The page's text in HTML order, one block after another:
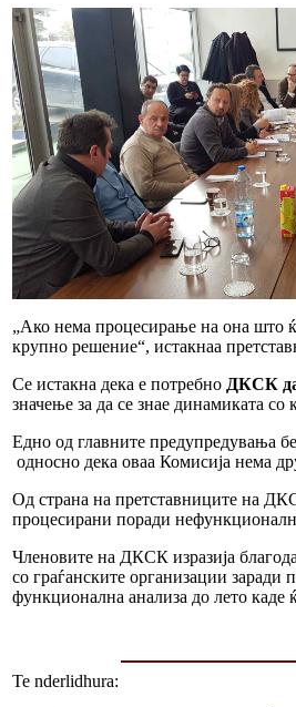
„Ако нема процесирање на она што
крупно решение“, истакнаа
Се истакна дека е потребно ДКСК да
значење за да се знае динамиката
Едно од главните предупредувања
односно дека оваа Комисија нема
Од страна на претставниците на
процесирани поради
Членовите на ДКСК изразија
со граѓанските организации заради
функционална анализа до лето каде
Te nderlidhura: